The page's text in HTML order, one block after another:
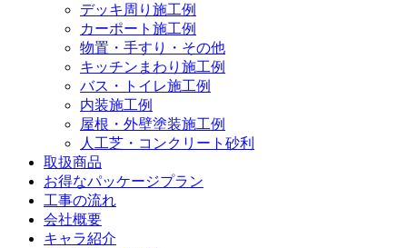
デッキ周り施工例
カーポート施工例
物置・手すり・その他
キッチンまわり施工例
バス・トイレ施工例
内装施工例
屋根・外壁塗装施工例
人工芝・コンクリート砂利
取扱商品
お得なパッケージプラン
工事の流れ
会社概要
キャラ紹介